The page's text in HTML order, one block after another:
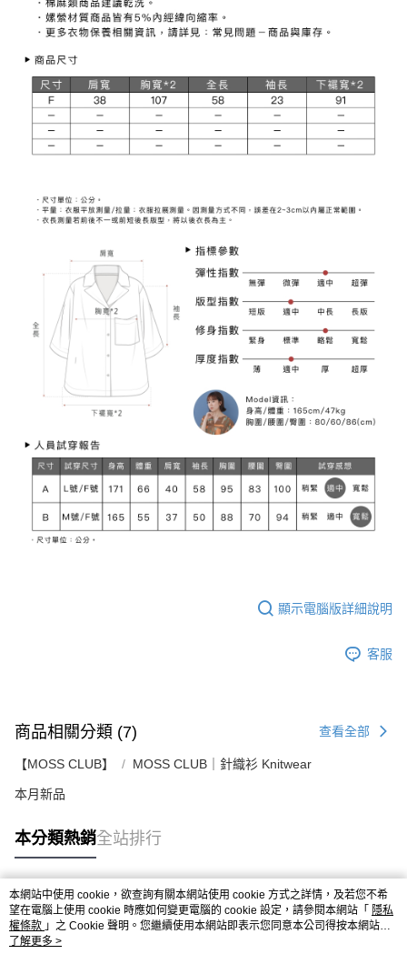
顯示電腦版詳細說明
客服
商品相關分類 (7) 查看全部
【MOSS CLUB】 MOSS CLUB｜針織衫 Knitwear
本月新品
本分類熱銷全站排行
熱門標籤
本網站中使用 cookie，欲查詢有關本網站使用 cookie 方式之詳情，及若您不希
望在電腦上使用 cookie 時應如何變更電腦的 cookie 設定，請參閱本網站「 隱私
權條款 」之 Cookie 聲明。您繼續使用本網站即表示您同意本公司得按本網站使
用條款之 Cookie 聲明使用 cookie。
了解更多 >